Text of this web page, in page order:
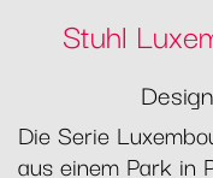
Stuhl
Die Serie
aus einem Park in